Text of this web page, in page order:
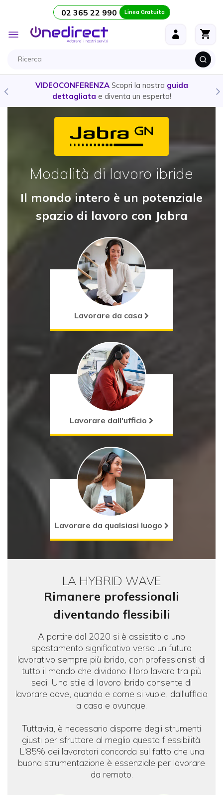
Salta al contenuto 02 365 22 990 Linea Gratuita
Toggle
Nav
VIDEOCONFERENZA Scopri la nostra guida
dettagliata e diventa un esperto!
Modalità di lavoro ibride
Il mondo intero è un potenziale
spazio di lavoro con Jabra
Onedirct
Lavorare da casa
Onedirct
Lavorare dall'ufficio
Onedirct
Lavorare da qualsiasi luogo
LA HYBRID WAVE
Rimanere professionali
diventando flessibili
A partire dal 2020 si è assistito a uno
spostamento significativo verso un futuro
lavorativo sempre più ibrido, con professionisti di
tutto il mondo che dividono il loro lavoro tra più
sedi. Uno stile di lavoro ibrido consente di
lavorare dove, quando e come si vuole, dall'ufficio
a casa e ovunque.
Tuttavia, è necessario disporre degli strumenti
giusti per sfruttare al meglio questa flessibilità.
L'85% dei lavoratori concorda sul fatto che una
buona strumentazione è essenziale per lavorare
da remoto.